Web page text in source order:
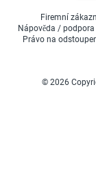
Firemní
Nápověda / podpora
Právo na
© 2026